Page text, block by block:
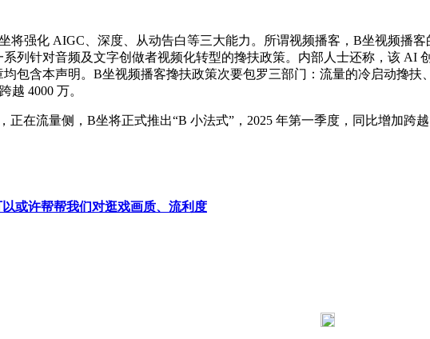
将强化 AIGC、深度、从动告白等三大能力。所谓视频播客，B坐视频播
列针对音频及文字创做者视频化转型的搀扶政策。内部人士还称，该 AI
包含本声明。B坐视频播客搀扶政策次要包罗三部门：流量的冷启动搀
4000 万。
流量侧，B坐将正式推出“B 小法式”，2025 年第一季度，同比增加跨越
或许帮帮我们对逛戏画质、流利度